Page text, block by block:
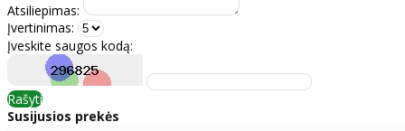
Atsiliepimas:
Įvertinimas:
Įveskite saugos kodą:
Rašyti
Susijusios prekės